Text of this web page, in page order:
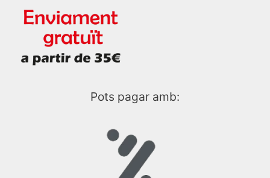
Pots pagar amb: